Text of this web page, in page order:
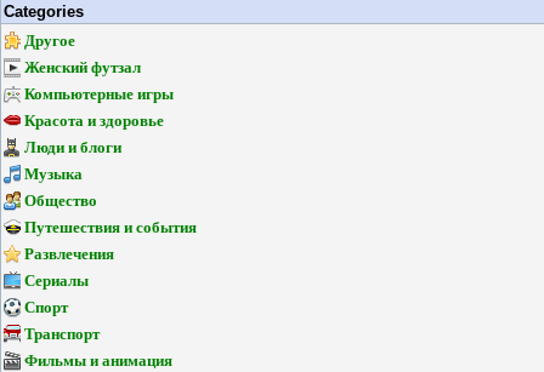
Categories
Другое
Женский футзал
Компьютерные игры
Красота и здоровье
Люди и блоги
Музыка
Общество
Путешествия и события
Развлечения
Сериалы
Спорт
Транспорт
Фильмы и анимация